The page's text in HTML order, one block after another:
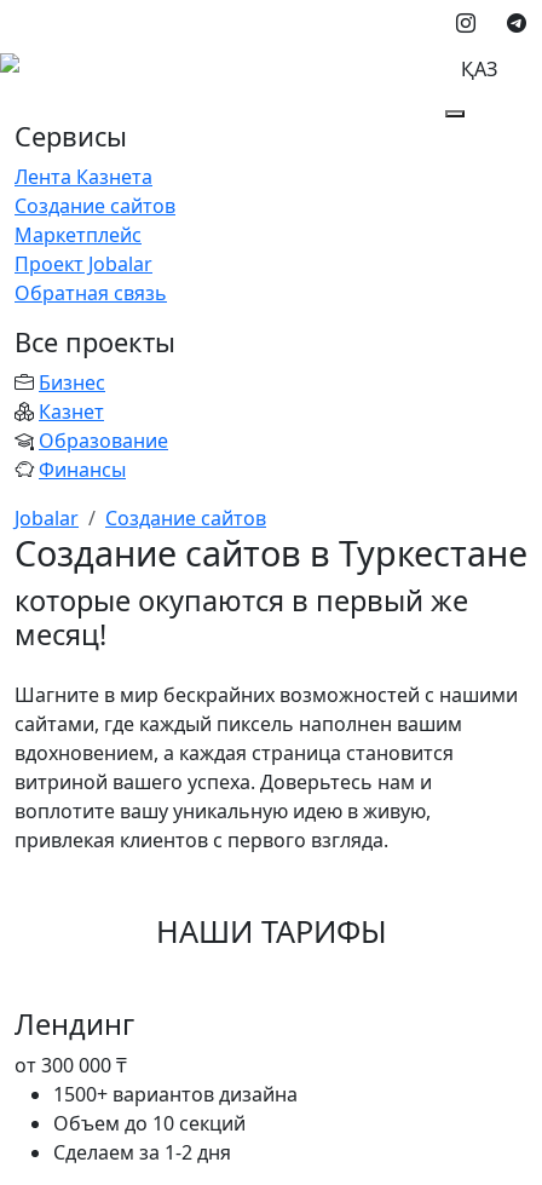
ҚАЗ
Сервисы
Лента Казнета
Создание сайтов
Маркетплейс
Проект Jobalar
Обратная связь
Все проекты
Бизнес
Казнет
Образование
Финансы
Jobalar
Создание сайтов
Создание сайтов в Туркестане
которые окупаются в первый же
месяц!
Шагните в мир бескрайних возможностей с нашими
сайтами, где каждый пиксель наполнен вашим
вдохновением, а каждая страница становится
витриной вашего успеха. Доверьтесь нам и
воплотите вашу уникальную идею в живую,
привлекая клиентов с первого взгляда.
НАШИ ТАРИФЫ
Лендинг
от 300 000 ₸
1500+ вариантов дизайна
Объем до 10 секций
Сделаем за 1-2 дня